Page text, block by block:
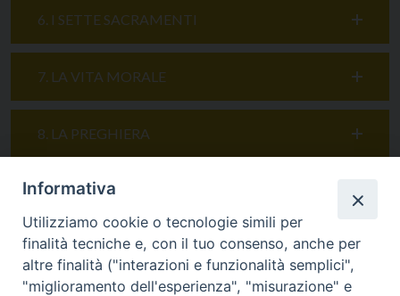
6. I SETTE SACRAMENTI
7. LA VITA MORALE
8. LA PREGHIERA
9. ESCATOLOGIA
Informativa
Utilizziamo cookie o tecnologie simili per
finalità tecniche e, con il tuo consenso, anche per
altre finalità ("interazioni e funzionalità semplici",
"miglioramento dell'esperienza", "misurazione" e